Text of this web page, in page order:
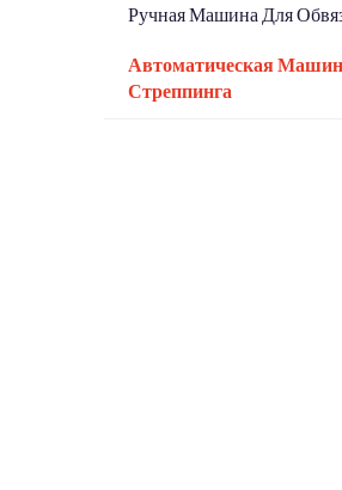
Ручная Машина Для
Автоматическая
Стреппинга